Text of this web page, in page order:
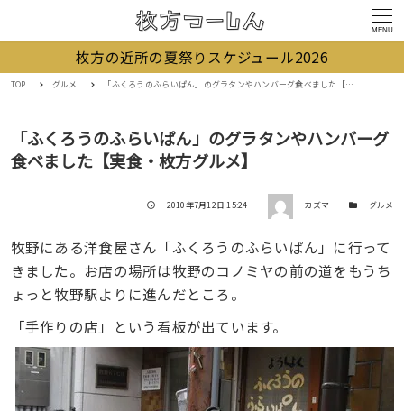
MENU
枚方の近所の夏祭りスケジュール2026
TOP グルメ 「ふくろうのふらいぱん」のグラタンやハンバーグ食べました【実食・枚方グルメ】
「ふくろうのふらいぱん」のグラタンやハンバーグ
食べました【実食・枚方グルメ】
投稿日
2010年7月12日 15:24 著者 カズマ カテゴリー
グルメ
牧野にある洋食屋さん「ふくろうのふらいぱん」に行って
きました。お店の場所は牧野のコノミヤの前の道をもうち
ょっと牧野駅よりに進んだところ。
「手作りの店」という看板が出ています。